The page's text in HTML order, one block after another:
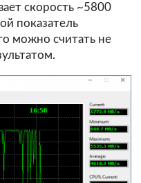
скорость ~5800
показатель
можно считать не